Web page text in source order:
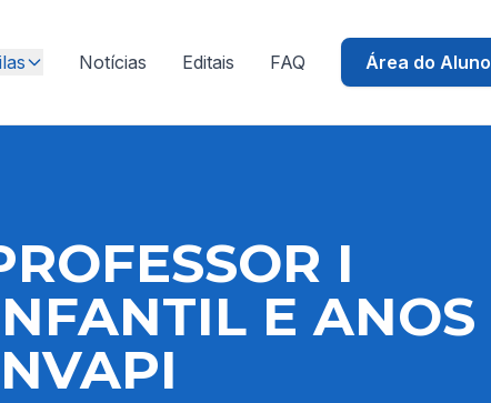
Notícias Editais FAQ Área do Aluno
I
E ANOS